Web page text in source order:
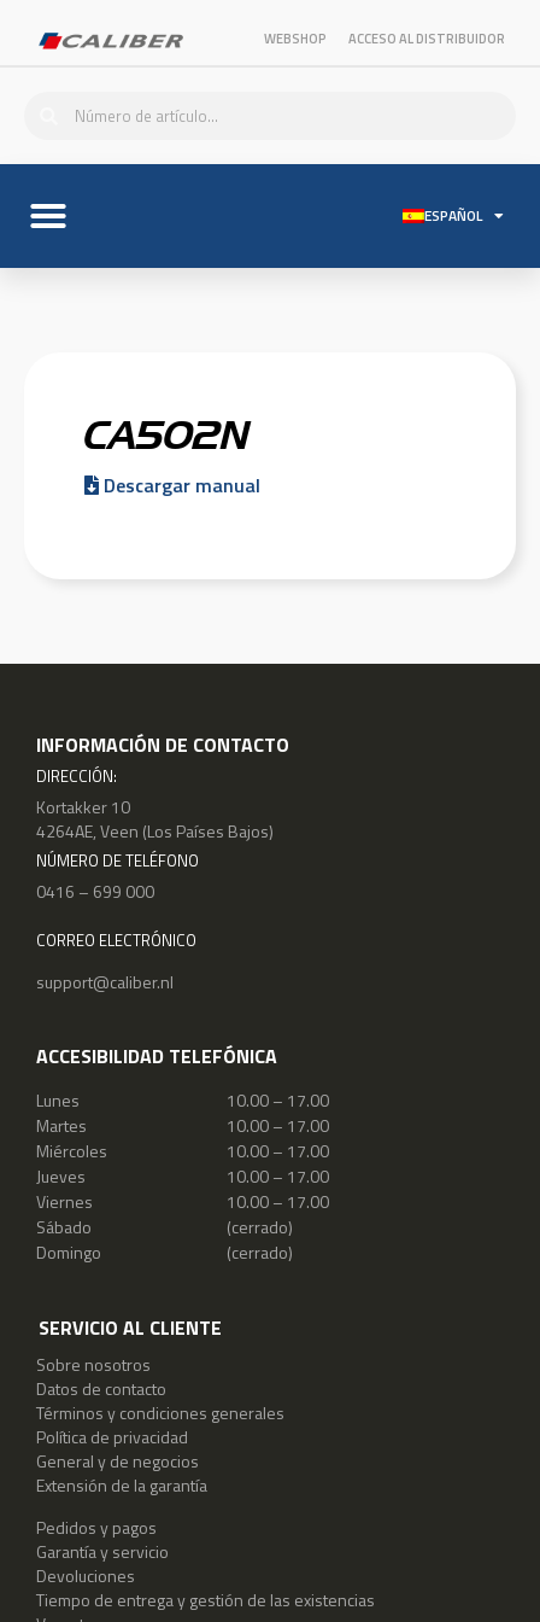
WEBSHOP ACCESO AL DISTRIBUIDOR
ESPAÑOL
CA502N
Descargar manual
INFORMACIÓN DE CONTACTO
DIRECCIÓN:
Kortakker 10
4264AE, Veen (Los Países Bajos)
NÚMERO DE TELÉFONO
0416 – 699 000
CORREO ELECTRÓNICO
support@caliber.nl
ACCESIBILIDAD TELEFÓNICA
Lunes
10.00 – 17.00
Martes
10.00 – 17.00
Miércoles
10.00 – 17.00
Jueves
10.00 – 17.00
Viernes
10.00 – 17.00
Sábado
(cerrado)
Domingo
(cerrado)
SERVICIO AL CLIENTE
Sobre nosotros
Datos de contacto
Términos y condiciones generales
Política de privacidad
General y de negocios
Extensión de la garantía
Pedidos y pagos
Garantía y servicio
Devoluciones
Tiempo de entrega y gestión de las existencias